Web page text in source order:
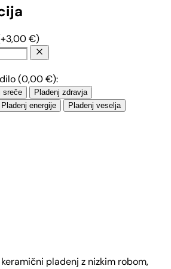
3,00€)
(0,00€):
sreče
Pladenj zdravja
Pladenj energije Pladenj veselja
pladenj z nizkim robom,